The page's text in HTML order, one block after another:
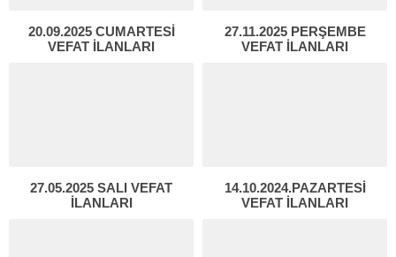
20.09.2025 CUMARTESİ
VEFAT İLANLARI
27.11.2025 PERŞEMBE
VEFAT İLANLARI
27.05.2025 SALI VEFAT
İLANLARI
14.10.2024.PAZARTESİ
VEFAT İLANLARI